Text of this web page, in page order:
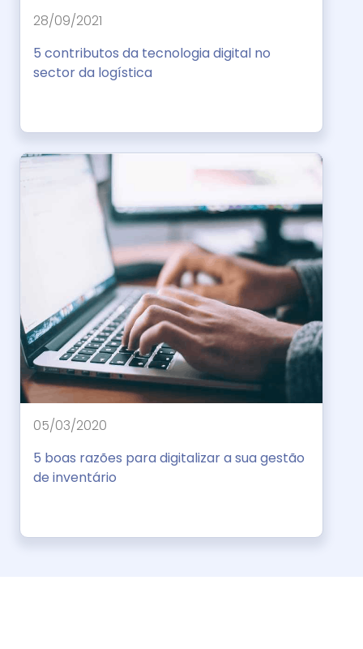
28/09/2021
5 contributos da tecnologia digital no
sector da logística
05/03/2020
5 boas razões para digitalizar a sua gestão
de inventário